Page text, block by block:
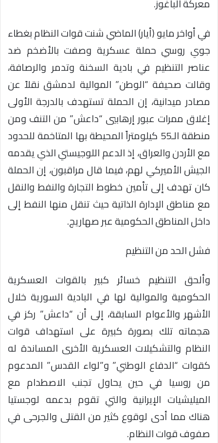
في أواخر مايو (أيار) الماضي شنت قوات النظام بغطاء
جوي روسي حملة عسكرية وصفت بالأضخم ضد
عناصر التنظيم في بادية السخنة وتدمر والرصافة،
وقالت صحيفة “الوطن” الموالية لدمشق نقلاً عن
مصادر ميدانية، إن الحملة تستهدف بالدرجة الأولى
إغلاق ممرات عبور إرهابيي “داعش” من التنف ومن
منطقة الـ55 كيلومتراً المحيطة بها المتاخمة للحدود
مع الأردن والعراق، إذ الدعم اللوجيستي الذي يقدمه
الجيش الأميركي لهم، فيما قال مراقبون، إن الحملة
كان تهدف إلى تأمين خطوط التجارة والنفط والنقل
مع مناطق الإدارة الذاتية حيث تنقل منها النفط إلى
داخل المناطق الحكومية عبر صهاريج.
فشل الحد من التنظيم
وألحق التنظيم خسائر كبير بالقوات العسكرية
الحكومية والموالية لها في البادية السورية خلال
الأشهر والأعوام السابقة، إلى أن “داعش” ركز في
هجماته تلك بصورة كبيرة على استهداف قوات
النظام والتشكيلات العسكرية الأخرى المساندة له
كقوات “الدفاع الوطني” و”لواء القدس” المدعوم
من روسيا في حين يحاول تجنب الاصطدام مع
الميليشيات الإيرانية والتي تقوم بدعمه لوجستيا
هناك مما أدى لوقوع كثير من القتلى والجرحى في
صفوف قوات النظام.